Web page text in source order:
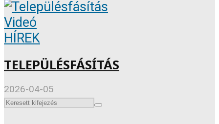
Videó
HÍREK
TELEPÜLÉSFÁSÍTÁS
2026-04-05